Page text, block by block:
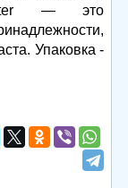
— это
Упаковка -